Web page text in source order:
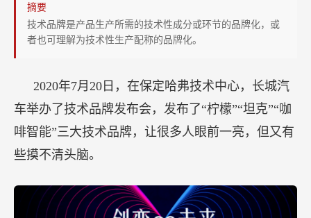
摘要
技术品牌是产品生产所需的技术性成分或环节的品牌化，或
者也可理解为技术性生产配称的品牌化。
2020年7月20日，在保定哈弗技术中心，长城汽
车举办了技术品牌发布会，发布了“柠檬”“坦克”“咖
啡智能”三大技术品牌，让很多人眼前一亮，但又有
些摸不清头脑。